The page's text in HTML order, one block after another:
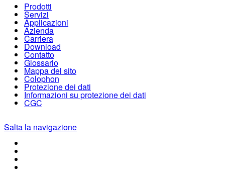
Prodotti
Servizi
Applicazioni
Azienda
Carriera
Download
Contatto
Glossario
Mappa del sito
Colophon
Protezione dei dati
Informazioni su protezione dei dati
CGC
Salta la navigazione